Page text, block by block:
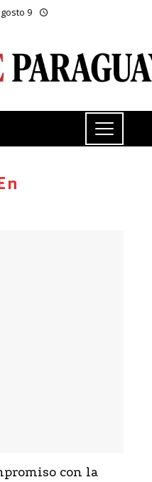
9
con la